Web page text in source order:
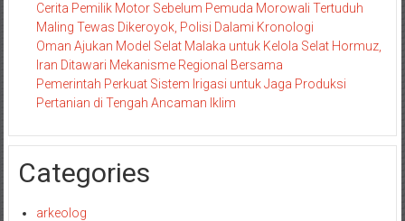
Cerita Pemilik Motor Sebelum Pemuda Morowali Tertuduh
Maling Tewas Dikeroyok, Polisi Dalami Kronologi
Oman Ajukan Model Selat Malaka untuk Kelola Selat Hormuz,
Iran Ditawari Mekanisme Regional Bersama
Pemerintah Perkuat Sistem Irigasi untuk Jaga Produksi
Pertanian di Tengah Ancaman Iklim
Categories
arkeolog